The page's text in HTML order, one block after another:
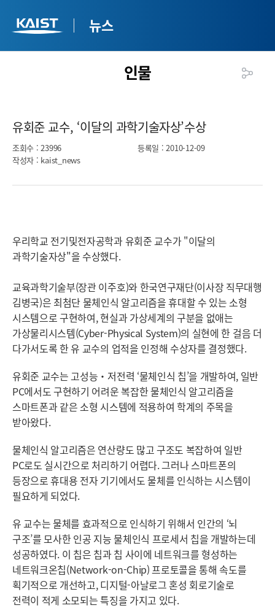
뉴스
인물
유회준 교수, ‘이달의 과학기술자상’수상​
조회수 : 23996 등록일 : 2010-12-09
작성자 : kaist_news
우리학교 전기및전자공학과 유회준 교수가 "이달의
과학기술자상"을 수상했다.
교육과학기술부(장관 이주호)와 한국연구재단(이사장 직무대행
김병국)은 최첨단 물체인식 알고리즘을 휴대할 수 있는 소형
시스템으로 구현하여, 현실과 가상세계의 구분을 없애는
가상물리시스템(Cyber-Physical System)의 실현에 한 걸음 더
다가서도록 한 유 교수의 업적을 인정해 수상자를 결정했다.
유회준 교수는 고성능‧저전력 ‘물체인식 칩’을 개발하여, 일반
PC에서도 구현하기 어려운 복잡한 물체인식 알고리즘을
스마트폰과 같은 소형 시스템에 적용하여 학계의 주목을
받아왔다.
물체인식 알고리즘은 연산량도 많고 구조도 복잡하여 일반
PC로도 실시간으로 처리하기 어렵다. 그러나 스마트폰의
등장으로 휴대용 전자 기기에서도 물체를 인식하는 시스템이
필요하게 되었다.
유 교수는 물체를 효과적으로 인식하기 위해서 인간의 ‘뇌
구조’를 모사한 인공 지능 물체인식 프로세서 칩을 개발하는데
성공하였다. 이 칩은 칩과 칩 사이에 네트워크를 형성하는
네트워크온칩(Network-on-Chip) 프로토콜을 통해 속도를
획기적으로 개선하고, 디지털-아날로그 혼성 회로기술로
전력이 적게 소모되는 특징을 가지고 있다.